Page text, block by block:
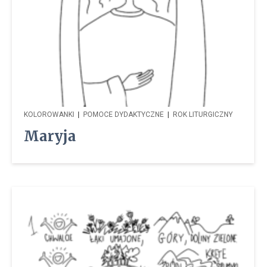
KOLOROWANKI POMOCE DYDAKTYCZNE ROK LITURGICZNY
Maryja